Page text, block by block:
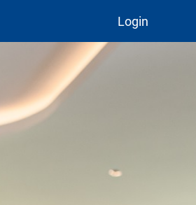
Login